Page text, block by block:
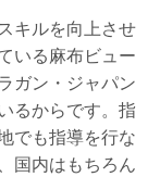
キルを向上させ
いる麻布ビュー
ガン・ジャパン
るからです。指
でも指導を行な
国内はもちろん